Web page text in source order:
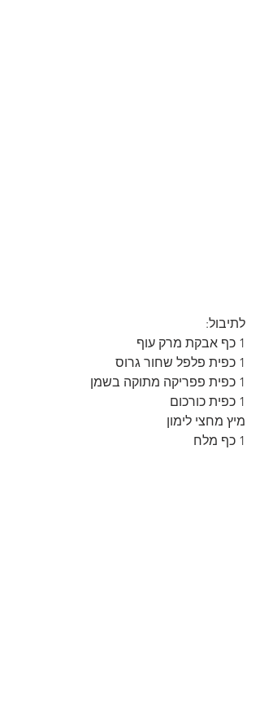
לתיבול:
1 כף אבקת מרק עוף
1 כפית פלפל שחור גרוס
1 כפית פפריקה מתוקה בשמן
1 כפית כורכום
מיץ מחצי לימון
1 כף מלח